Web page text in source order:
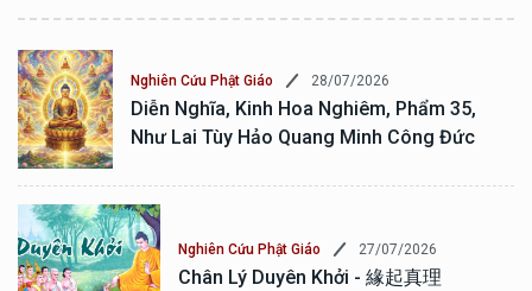
Nghiên Cứu Phật Giáo 28/07/2026
Diễn Nghĩa, Kinh Hoa Nghiêm, Phẩm 35,
Như Lai Tùy Hảo Quang Minh Công Đức
Nghiên Cứu Phật Giáo 27/07/2026
Chân Lý Duyên Khởi - 緣起真理